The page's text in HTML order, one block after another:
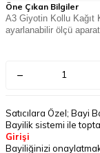
Öne Çıkan Bilgiler
A3 Giyotin Kollu Kağıt
ayarlanabilir ölçü
Satıcılara Özel; Bayi
Bayilik sistemi ile
Girişi
Bayiliğinizi